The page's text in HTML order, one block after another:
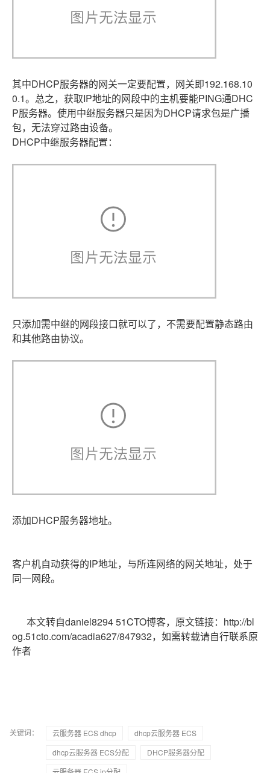
其中DHCP服务器的网关一定要配置，网关即192.168.10
0.1。总之，获取IP地址的网段中的主机要能PING通DHC
P服务器。使用中继服务器只是因为DHCP请求包是广播
包，无法穿过路由设备。
DHCP中继服务器配置：
只添加需中继的网段接口就可以了，不需要配置静态路由
和其他路由协议。
添加DHCP服务器地址。
客户机自动获得的IP地址，与所连网络的网关地址，处于
同一网段。
本文转自daniel8294 51CTO博客，原文链接：http://bl
og.51cto.com/acadia627/847932，如需转载请自行联系原
作者
关键词： 云服务器 ECS dhcp
dhcp云服务器 ECS
dhcp云服务器 ECS分配
DHCP服务器分配